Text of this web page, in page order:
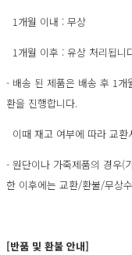
1개월 이내 : 무상
1개월 이후 : 유상 처리됩니
- 배송 된 제품은 배송 후 1개
환을 진행합니다.
이때 재고 여부에 따라 교환
- 원단이나 가죽제품의 경우(
한 이후에는 교환/환불/무상
[반품 및 환불 안내]